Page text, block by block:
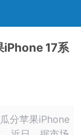
iPhone 17系
分苹果iPhone